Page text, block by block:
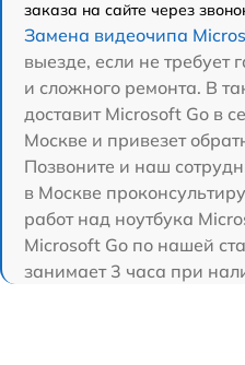
заказа на сайте через
Замена видеочипа
выезде, если не требует
и сложного ремонта. В
доставит Microsoft Go в
Москве и привезет
Позвоните и наш
в Москве
работ над ноутбука
Microsoft Go по нашей
занимает 3 часа при